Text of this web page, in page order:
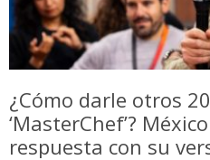
¿Cómo darle otros
‘MasterChef’?
respuesta con su